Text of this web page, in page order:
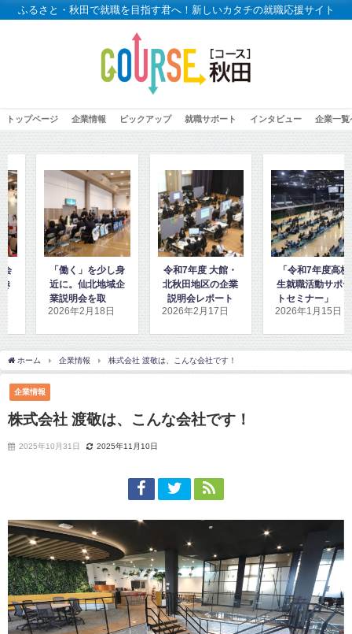
ふるさと・秋田で就職を目指す君へ！新しいカタチの就職応援サイト
トップページ 企業情報 ピックアップ 就職サポート インタビュー 企業一覧
」を少し身
仙北地域企
会を取材し
令和7年度 大館・
北秋田地区の企業
説明会レポート
2026年2月17日
「令和7年度高校
生就職活動サポー
トセミナー」に密
着取材しました！
2026年1月15日
「高校
秋田地
ダンス
取材
2026年
ホーム 企業情報 株式会社 渡敬は、こんな会社です！
企業情報
株式会社 渡敬は、こんな会社です！
2025年10月31日 2025年11月10日